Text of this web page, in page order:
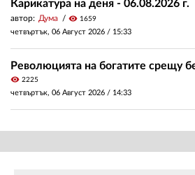
Карикатура на деня - 06.08.2026 г.
автор: Дума visibility 1659
четвъртък, 06 Август 2026 / 15:33
Революцията на богатите срещу
visibility 2225
четвъртък, 06 Август 2026 / 14:33